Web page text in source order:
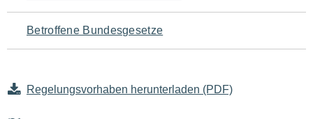
Betroffene Bundesgesetze
Regelungsvorhaben herunterladen (PDF)